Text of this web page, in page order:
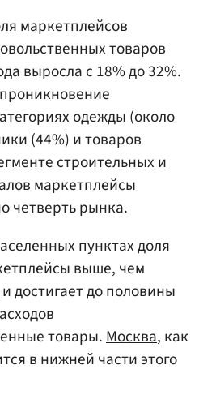
маркетплейсов
товаров
выросла с 18% до 32%.
одежды (около
(44%) и товаров
строительных и
маркетплейсы
четверть рынка.
пунктах доля
выше, чем
достигает до половины
товары.Москва, как
в нижней части этого